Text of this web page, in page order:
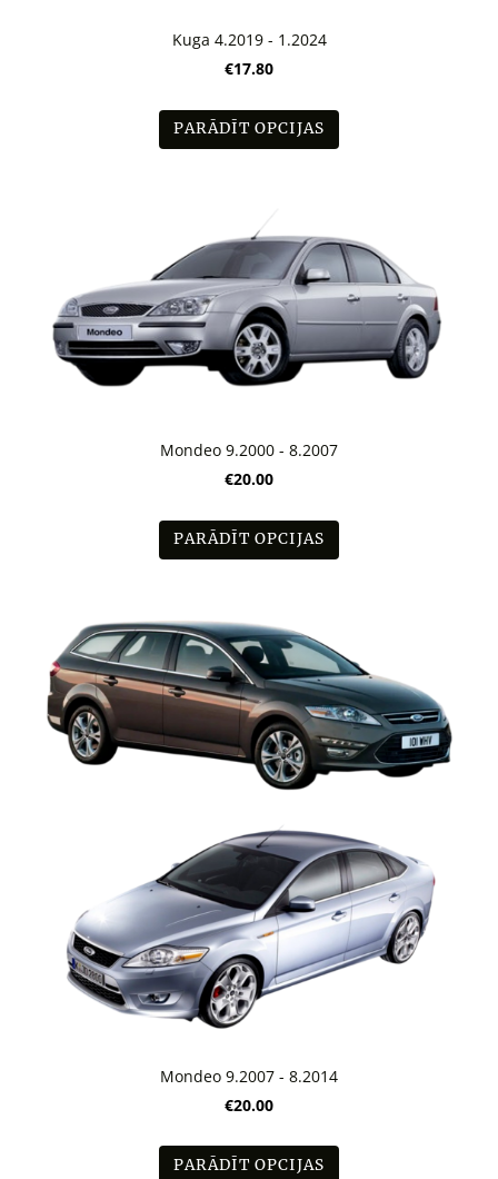
Kuga 4.2019 - 1.2024
€17.80
PARĀDĪT OPCIJAS
Mondeo 9.2000 - 8.2007
€20.00
PARĀDĪT OPCIJAS
Mondeo 9.2007 - 8.2014
€20.00
PARĀDĪT OPCIJAS